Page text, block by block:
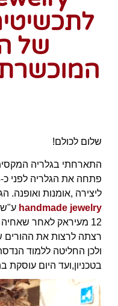
של
המוכשרת
שלום לכולם!
התארחתי בגלריה
ליצירה ,אומנות ואופנה.
handmade jewelry ע"ש
12 מעיראק לאחר
רצתה לרצות את ההורים
ולכן החליטה ללמוד
בטכניון,ועד היום עוסקת